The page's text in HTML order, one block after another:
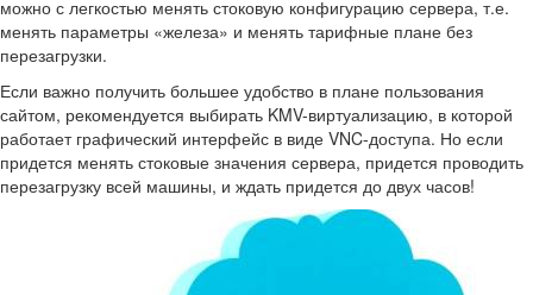
можно с легкостью менять стоковую конфигурацию сервера, т.е.
менять параметры «железа» и менять тарифные плане без
перезагрузки.
Если важно получить большее удобство в плане пользования
сайтом, рекомендуется выбирать KMV-виртуализацию, в которой
работает графический интерфейс в виде VNC-доступа. Но если
придется менять стоковые значения сервера, придется проводить
перезагрузку всей машины, и ждать придется до двух часов!